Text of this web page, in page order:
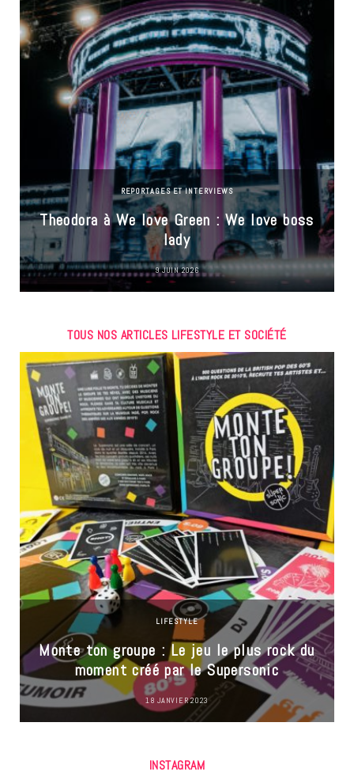
REPORTAGES ET INTERVIEWS
Theodora à We love Green : We love boss
lady
9 JUIN 2026
TOUS NOS ARTICLES LIFESTYLE ET SOCIÉTÉ
LIFESTYLE
Monte ton groupe : Le jeu le plus rock du
moment créé par le Supersonic
18 JANVIER 2023
INSTAGRAM